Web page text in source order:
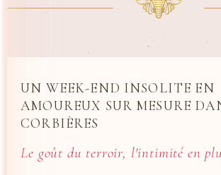
UN WEEK-END INSOLITE EN
AMOUREUX SUR MESURE
CORBIÈRES
Le goût du terroir, l'intimité en